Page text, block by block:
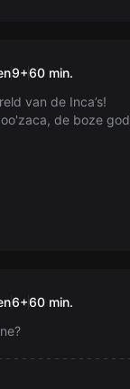
9+60 min.
van de Inca’s!
de boze god
020 (kids)
6+60 min.